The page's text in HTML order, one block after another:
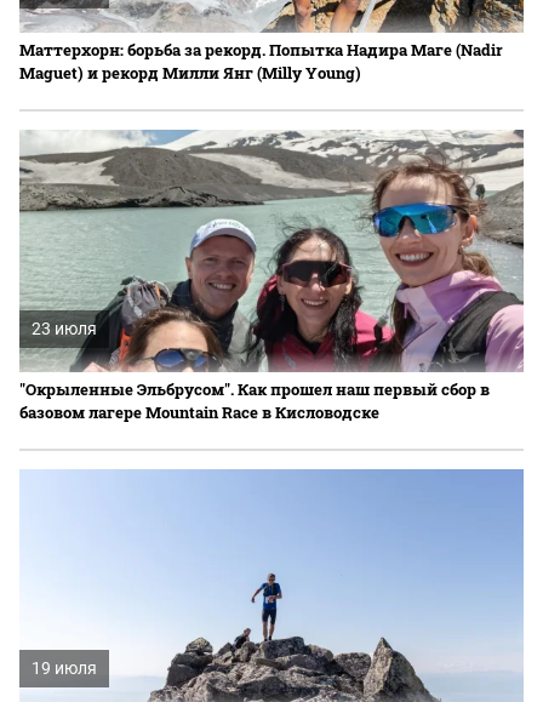
Маттерхорн: борьба за рекорд. Попытка Надира Маге (Nadir
Maguet) и рекорд Милли Янг (Milly Young)
23 июля
"Окрыленные Эльбрусом". Как прошел наш первый сбор в
базовом лагере Mountain Race в Кисловодске
19 июля